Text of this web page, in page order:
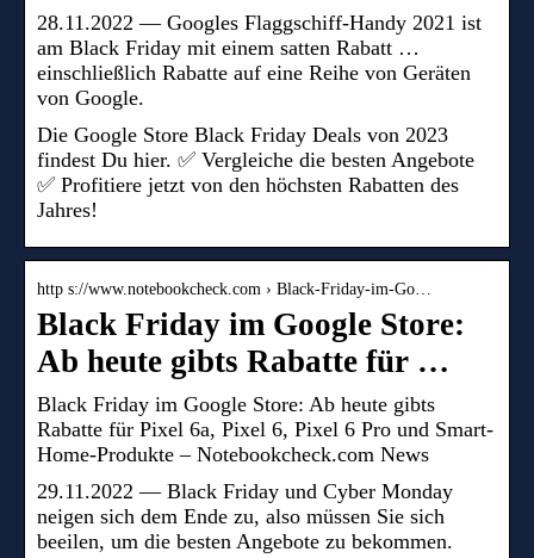
28.11.2022 — Googles Flaggschiff-Handy 2021 ist
am Black Friday mit einem satten Rabatt …
einschließlich Rabatte auf eine Reihe von Geräten
von Google.
Die Google Store Black Friday Deals von 2023
findest Du hier. ✅ Vergleiche die besten Angebote
✅ Profitiere jetzt von den höchsten Rabatten des
Jahres!
http s://www.notebookcheck.com › Black-Friday-im-Go…
Black Friday im Google Store:
Ab heute gibts Rabatte für …
Black Friday im Google Store: Ab heute gibts
Rabatte für Pixel 6a, Pixel 6, Pixel 6 Pro und Smart-
Home-Produkte – Notebookcheck.com News
29.11.2022 — Black Friday und Cyber Monday
neigen sich dem Ende zu, also müssen Sie sich
beeilen, um die besten Angebote zu bekommen.